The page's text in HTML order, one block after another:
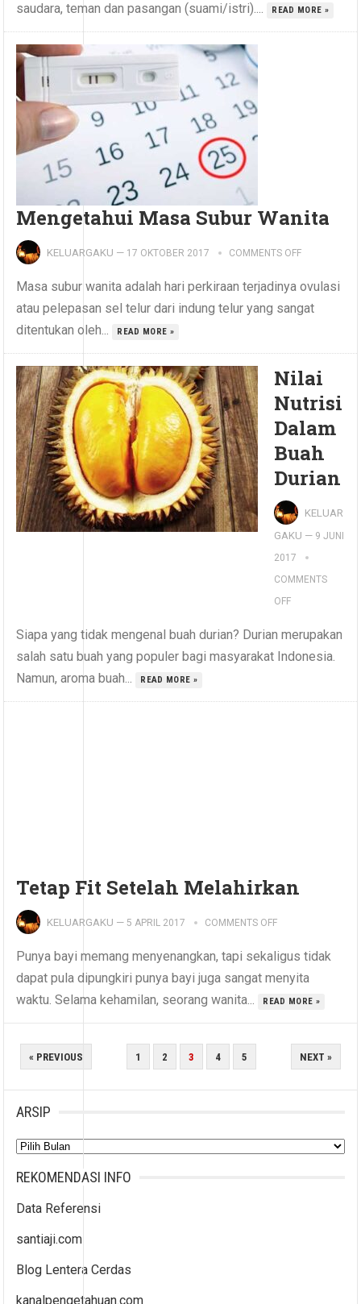
saudara, teman dan pasangan (suami/istri)....
READ MORE »
Mengetahui Masa Subur Wanita
KELUARGAKU — 17 OKTOBER 2017 COMMENTS OFF
Masa subur wanita adalah hari perkiraan terjadinya ovulasi
atau pelepasan sel telur dari indung telur yang sangat
ditentukan oleh...
READ MORE »
Nilai
Nutrisi
Dalam
Buah
Durian
KELUAR
GAKU — 9 JUNI
2017
COMMENTS
OFF
Siapa yang tidak mengenal buah durian? Durian merupakan
salah satu buah yang populer bagi masyarakat Indonesia.
Namun, aroma buah...
READ MORE »
Tetap Fit Setelah Melahirkan
KELUARGAKU — 5 APRIL 2017 COMMENTS OFF
Punya bayi memang menyenangkan, tapi sekaligus tidak
dapat pula dipungkiri punya bayi juga sangat menyita
waktu. Selama kehamilan, seorang wanita...
READ MORE »
PAGINASI
« PREVIOUS 1 2 3 4 5 NEXT »
ARSIP
Arsip
REKOMENDASI INFO
Data Referensi
santiaji.com
Blog Lentera Cerdas
kanalpengetahuan.com